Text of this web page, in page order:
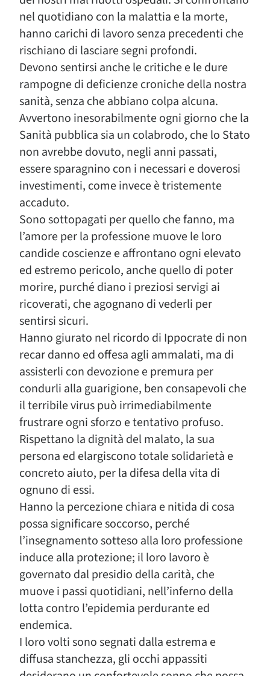
nel quotidiano con la malattia e la morte,
hanno carichi di lavoro senza precedenti che
rischiano di lasciare segni profondi.
Devono sentirsi anche le critiche e le dure
rampogne di deficienze croniche della nostra
sanità, senza che abbiano colpa alcuna.
Avvertono inesorabilmente ogni giorno che la
Sanità pubblica sia un colabrodo, che lo Stato
non avrebbe dovuto, negli anni passati,
essere sparagnino con i necessari e doverosi
investimenti, come invece è tristemente
accaduto.
Sono sottopagati per quello che fanno, ma
l’amore per la professione muove le loro
candide coscienze e affrontano ogni elevato
ed estremo pericolo, anche quello di poter
morire, purché diano i preziosi servigi ai
ricoverati, che agognano di vederli per
sentirsi sicuri.
Hanno giurato nel ricordo di Ippocrate di non
recar danno ed offesa agli ammalati, ma di
assisterli con devozione e premura per
condurli alla guarigione, ben consapevoli che
il terribile virus può irrimediabilmente
frustrare ogni sforzo e tentativo profuso.
Rispettano la dignità del malato, la sua
persona ed elargiscono totale solidarietà e
concreto aiuto, per la difesa della vita di
ognuno di essi.
Hanno la percezione chiara e nitida di cosa
possa significare soccorso, perché
l’insegnamento sotteso alla loro professione
induce alla protezione; il loro lavoro è
governato dal presidio della carità, che
muove i passi quotidiani, nell’inferno della
lotta contro l’epidemia perdurante ed
endemica.
I loro volti sono segnati dalla estrema e
diffusa stanchezza, gli occhi appassiti